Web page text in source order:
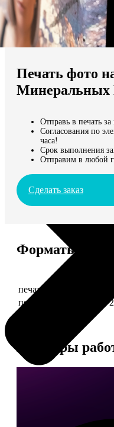
Мы доставляем по всему
Продолжить без города
Печать фото
Минеральных
Отправь в печать
Согласования по
часа!
Срок выполнения
Отправим в любой
Сделать заказ
Форматы и
печать фото на холсте
печать фото на холсте
Примеры